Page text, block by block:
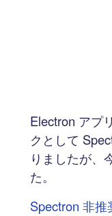
Electron アプ
クとして
りましたが、
た。
Spectron 非